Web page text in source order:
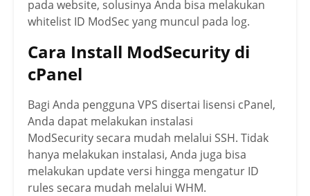
pada website, solusinya Anda bisa melakukan
whitelist ID ModSec yang muncul pada log.
Cara Install ModSecurity di
cPanel
Bagi Anda pengguna VPS disertai lisensi cPanel,
Anda dapat melakukan instalasi
ModSecurity secara mudah melalui SSH. Tidak
hanya melakukan instalasi, Anda juga bisa
melakukan update versi hingga mengatur ID
rules secara mudah melalui WHM.